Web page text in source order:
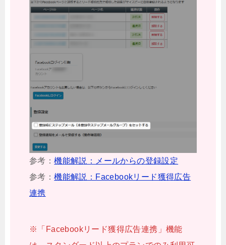
参考：機能解説：メールからの登録設定
参考：機能解説：Facebookリード獲得広告
連携
※「Facebookリード獲得広告連携」機能